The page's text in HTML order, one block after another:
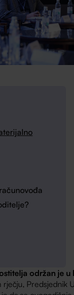
održan je u
Predsjednik